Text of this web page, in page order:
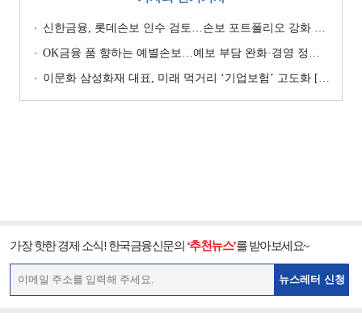
신한금융, 롯데손보 인수 검토…손보 포트폴리오 강화 승부수 [보험사 M&A 지형도]
OK금융 품 향하는 예별손보…예보 부담 완화·경영 정상화 기대 [예별손보 새 주인 찾기 ④]
이문화 삼성화재 대표, 미래 먹거리 ‘기업보험’ 고도화 [손보사 일반보험 전략 (1)]
가장 핫한 경제 소식! 한국금융신문의 ‘추천뉴스’를 받아보세요~
뉴스레터 신청